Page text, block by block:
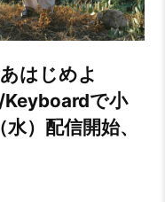
はじめよ
Keyboardで小
）配信開始、